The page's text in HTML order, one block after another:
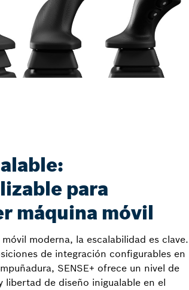
para
máquina móvil
moderna, la escalabilidad es clave.
de integración configurables en
SENSE+ ofrece un nivel de
libertad de diseño inigualable en el